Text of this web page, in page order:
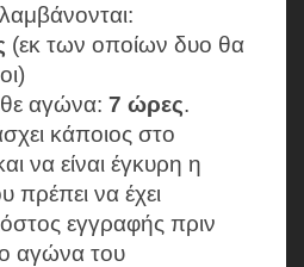
(εκ των οποίων δυο θα
αγώνα: 7 ώρες.
κάποιος στο
να είναι έγκυρη η
πρέπει να έχει
εγγραφής πριν
αγώνα του